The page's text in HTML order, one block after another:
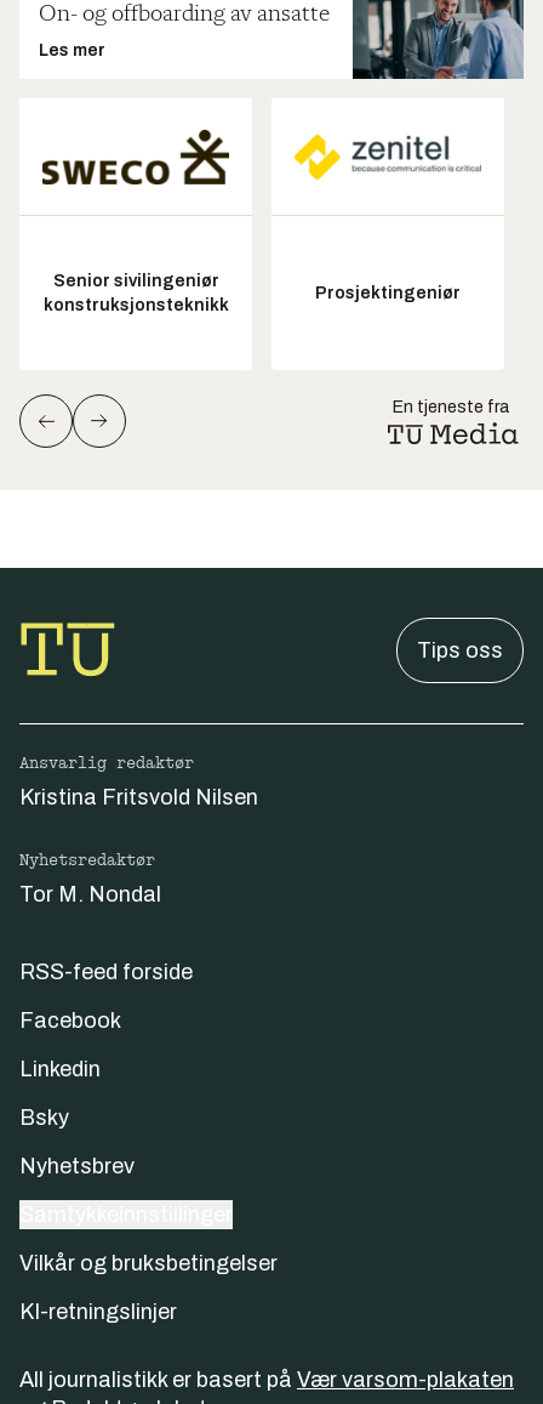
On- og offboarding av ansatte
Les mer
Senior sivilingeniør
konstruksjonsteknikk
Prosjektingeniør
En tjeneste fra
Tips oss
Ansvarlig redaktør
Kristina Fritsvold Nilsen
Nyhetsredaktør
Tor M. Nondal
RSS-feed forside
Facebook
Linkedin
Bsky
Nyhetsbrev
Vilkår og bruksbetingelser
KI-retningslinjer
All journalistikk er basert på Vær varsom-plakaten